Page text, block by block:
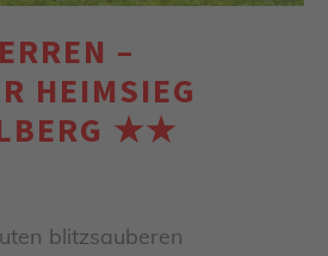
–
HEIMSIEG
★★
blitzsauberen